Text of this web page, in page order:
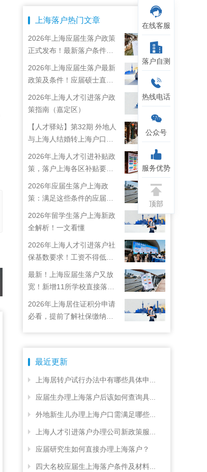
上海落户热门文章
2026年上海应届生落户政策
正式发布！最新落户条件及
流程解析！
2026年上海应届生落户最新
政策及条件！应届硕士直接
落户上海！
2026年上海人才引进落户政
策指南（嘉定区）
【人才驿站】第32期 外地人
与上海人结婚转上海户口攻
略来啦！
2026年上海人才引进补贴政
策，落户上海各区补贴要求
2026年应届生落户上海政
策：满足这些条件的应届生
就能落户上海啦！
2026年留学生落户上海新政
全解析！一文看懂
2026年上海人才引进落户社
保基数要求！工资不得低于
22792元！
最新！上海应届生落户又放
宽！新增11所学校直接落
2026年上海居住证积分申请
必看，提前了解社保缴纳要
最近更新
上海居转户试行办法中有哪些具体申...
应届生办理上海落户后该如何查询具...
外地新生儿办理上海户口需满足哪些...
上海人才引进落户办理公司新政策服...
应届研究生如何直接办理上海落户？
四大名校应届生上海落户条件及材料...
在线客服
落户自测
热线电话
公众号
服务优势
顶部